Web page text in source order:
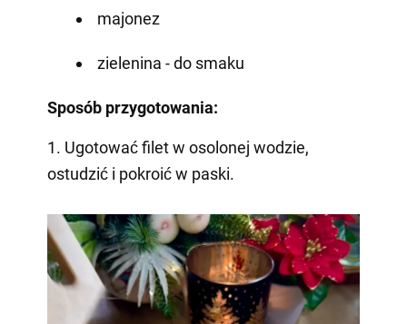
majonez
zielenina - do smaku
Sposób przygotowania:
1. Ugotować filet w osolonej wodzie,
ostudzić i pokroić w paski.